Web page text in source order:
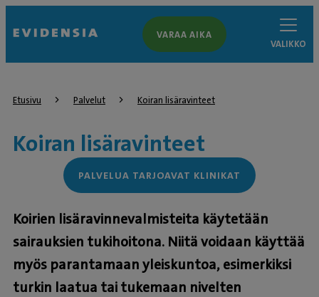
VARAA AIKA
VALIKKO
Etusivu Palvelut Koiran lisäravinteet
Koiran lisäravinteet
PALVELUA TARJOAVAT KLINIKAT
Koirien lisäravinnevalmisteita käytetään
sairauksien tukihoitona. Niitä voidaan käyttää
myös parantamaan yleiskuntoa, esimerkiksi
turkin laatua tai tukemaan nivelten